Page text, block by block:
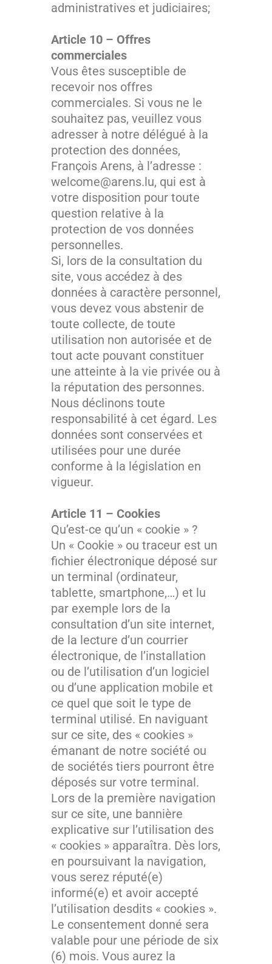
administratives et judiciaires;
Article 10 – Offres
commerciales
Vous êtes susceptible de
recevoir nos offres
commerciales. Si vous ne le
souhaitez pas, veuillez vous
adresser à notre délégué à la
protection des données,
François Arens, à l’adresse :
welcome@arens.lu, qui est à
votre disposition pour toute
question relative à la
protection de vos données
personnelles.
Si, lors de la consultation du
site, vous accédez à des
données à caractère personnel,
vous devez vous abstenir de
toute collecte, de toute
utilisation non autorisée et de
tout acte pouvant constituer
une atteinte à la vie privée ou à
la réputation des personnes.
Nous déclinons toute
responsabilité à cet égard. Les
données sont conservées et
utilisées pour une durée
conforme à la législation en
vigueur.
Article 11 – Cookies
Qu’est-ce qu’un « cookie » ?
Un « Cookie » ou traceur est un
fichier électronique déposé sur
un terminal (ordinateur,
tablette, smartphone,…) et lu
par exemple lors de la
consultation d’un site internet,
de la lecture d’un courrier
électronique, de l’installation
ou de l’utilisation d’un logiciel
ou d’une application mobile et
ce quel que soit le type de
terminal utilisé. En naviguant
sur ce site, des « cookies »
émanant de notre société ou
de sociétés tiers pourront être
déposés sur votre terminal.
Lors de la première navigation
sur ce site, une bannière
explicative sur l’utilisation des
« cookies » apparaîtra. Dès lors,
en poursuivant la navigation,
vous serez réputé(e)
informé(e) et avoir accepté
l’utilisation desdits « cookies ».
Le consentement donné sera
valable pour une période de six
(6) mois. Vous aurez la